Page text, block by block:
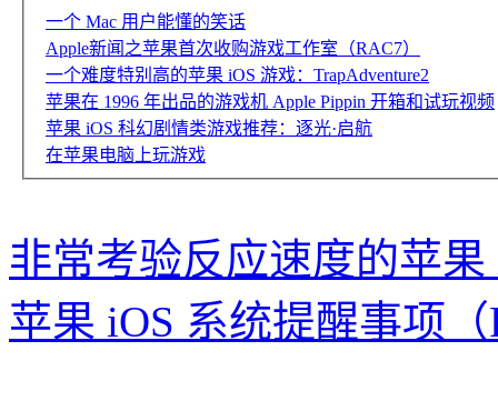
一个 Mac 用户能懂的笑话
Apple新闻之苹果首次收购游戏工作室（RAC7）
一个难度特别高的苹果 iOS 游戏：TrapAdventure2
苹果在 1996 年出品的游戏机 Apple Pippin 开箱和试玩视频
苹果 iOS 科幻剧情类游戏推荐：逐光·启航
在苹果电脑上玩游戏
非常考验反应速度的苹
苹果 iOS 系统提醒事项（